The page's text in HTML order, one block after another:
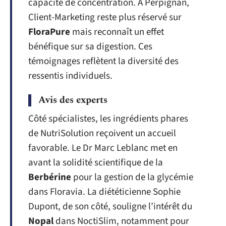
Client-Marketing reste plus réservé sur
FloraPure mais reconnaît un effet
bénéfique sur sa digestion. Ces
témoignages reflètent la diversité des
ressentis individuels.
Avis des experts
Côté spécialistes, les ingrédients phares
de NutriSolution reçoivent un accueil
favorable. Le Dr Marc Leblanc met en
avant la solidité scientifique de la
Berbérine pour la gestion de la glycémie
dans Floravia. La diététicienne Sophie
Dupont, de son côté, souligne l’intérêt du
Nopaldans NoctiSlim, notamment pour